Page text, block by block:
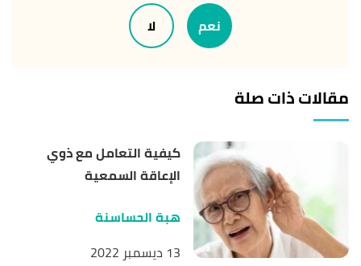
"Hearing loss" healthyhearing
27/12/2021. Edited.
27/12/2021. Edited.
Retrieved 27/12/2021. Edited.
نعم لا
مقالات ذات صلة
كيفية التعامل مع ذوي
الإعاقة السمعية
هبة الحساسنة
13 ديسمبر 2022